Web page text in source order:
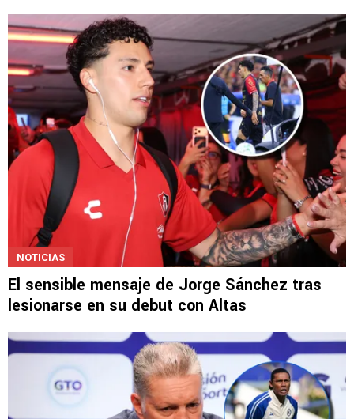
NOTICIAS
El sensible mensaje de Jorge Sánchez tras
lesionarse en su debut con Altas